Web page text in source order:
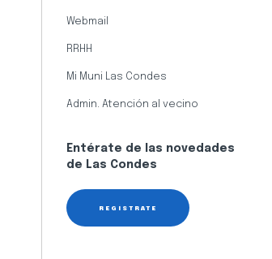
Webmail
RRHH
Mi Muni Las Condes
Admin. Atención al vecino
Entérate de las novedades
de Las Condes
REGÍSTRATE